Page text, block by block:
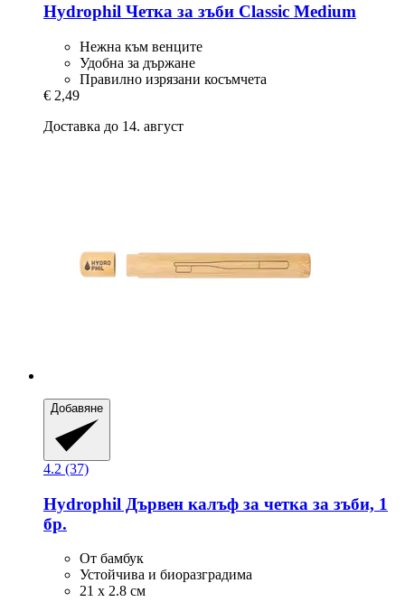
Hydrophil Четка за зъби Classic Medium
Нежнa към венците
Удoбна за държане
Правилно изрязани косъмчета
€ 2,49
Доставка до 14. август
Добавяне
4.2 (37)
Hydrophil Дървен калъф за четка за зъби, 1
бр.
От бамбук
Устойчива и биоразградима
21 х 2.8 см